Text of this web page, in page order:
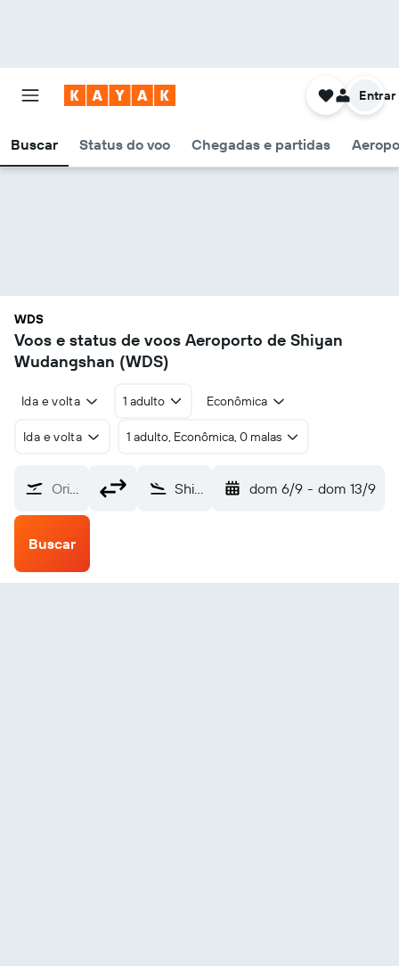
Buscar Status do voo Chegadas e partidas
Entrar
WDS
Voos e status de voos Aeroporto de Shiyan
Wudangshan (WDS)
Ida e volta 1 adulto Econômica
Ida e volta 1 adulto, Econômica, 0 malas
Origem Shiyan Wudangshan (WDS) dom 6/9 - dom 13/9
Buscar